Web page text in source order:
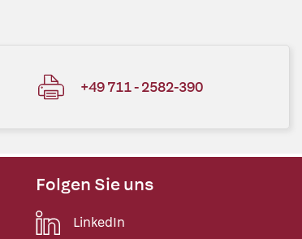
+49 711 - 2582-390
Folgen Sie uns
LinkedIn